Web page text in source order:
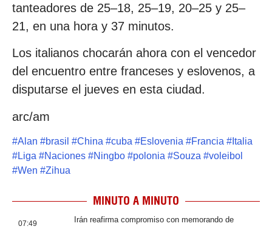
tanteadores de 25–18, 25–19, 20–25 y 25–
21, en una hora y 37 minutos.
Los italianos chocarán ahora con el vencedor
del encuentro entre franceses y eslovenos, a
disputarse el jueves en esta ciudad.
arc/am
#Alan #brasil #China #cuba #Eslovenia #Francia # Italia
#Liga #Naciones #Ningbo #polonia #Souza #voleibol
#Wen #Zihua
MINUTO A MINUTO
07:49
Irán reafirma compromiso con memorando de